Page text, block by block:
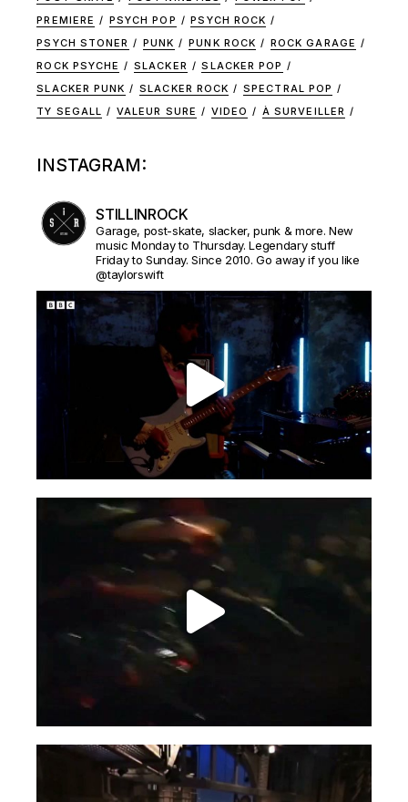
PREMIERE
PSYCH POP
PSYCH ROCK
PSYCH STONER
PUNK PUNK ROCK
ROCK GARAGE
ROCK PSYCHE
SLACKER
SLACKER POP
SLACKER PUNK
SLACKER ROCK
SPECTRAL POP
TY SEGALL
VALEUR SURE VIDEO À SURVEILLER
INSTAGRAM:
STILLINROCK
Garage, post-skate, slacker, punk & more. New
music Monday to Thursday. Legendary stuff
Friday to Sunday. Since 2010. Go away if you like
@taylorswift